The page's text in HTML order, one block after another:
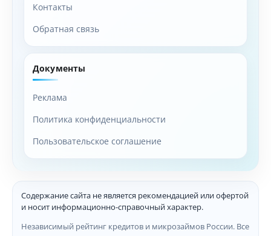
Контакты
Обратная связь
Документы
Реклама
Политика конфиденциальности
Пользовательское соглашение
Содержание сайта не является рекомендацией или офертой
и носит информационно-справочный характер.
Независимый рейтинг кредитов и микрозаймов России. Все